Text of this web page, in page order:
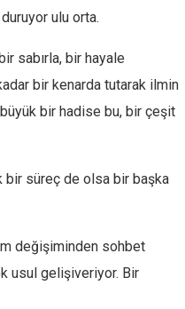
ulu orta.
sabırla, bir hayale
bir kenarda tutarak ilmin
bir hadise bu, bir çeşit
bir süreç de olsa bir başka
değişiminden sohbet
usul gelişiveriyor. Bir